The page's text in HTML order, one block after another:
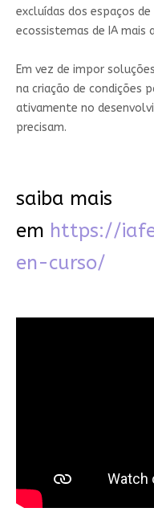
excluídas dos espaços
ecossistemas de IA mais
Em vez de impor
na criação de condições
ativamente no
precisam.
saiba mais
em https://
en-curso/